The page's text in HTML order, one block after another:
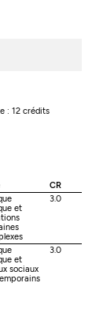
: 12 crédits
CR
et
3.0
et
sociaux
3.0